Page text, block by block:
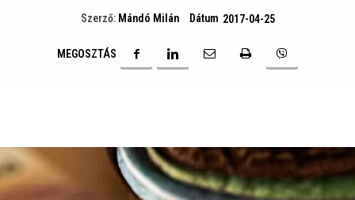
Szerző: Mándó Milán Dátum 2017-04-25
MEGOSZTÁS